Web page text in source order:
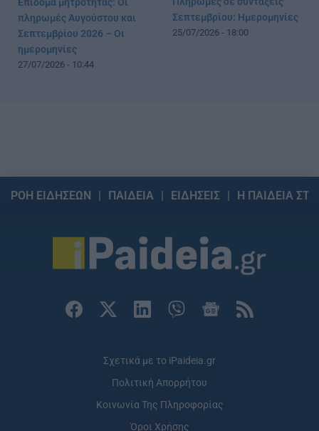
Επίδομα μητρότητας: Οι
πληρωμές Αυγούστου και
Σεπτεμβρίου 2026 – Οι
ημερομηνίες
27/07/2026 - 10:44
Σεπτεμβρίου: Ημερομηνίες
25/07/2026 - 18:00
ΡΟΗ ΕΙΔΗΣΕΩΝ ΠΑΙΔΕΙΑ ΕΙΔΗΣΕΙΣ Η ΠΑΙΔΕΙΑ
Σχετικά με το iPaideia.gr
Πολιτική Απορρήτου
Κοινωνία Της Πληροφορίας
Όροι Χρήσης